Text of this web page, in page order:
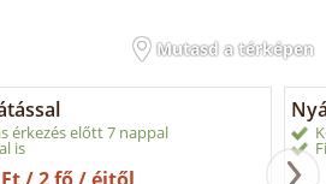
Mutasd a térképen
érkezés előtt 7 nappal
is